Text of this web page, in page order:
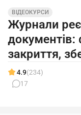
ВІДЕОКУРСИ
Журнали
закриття,
4.9(234)
17